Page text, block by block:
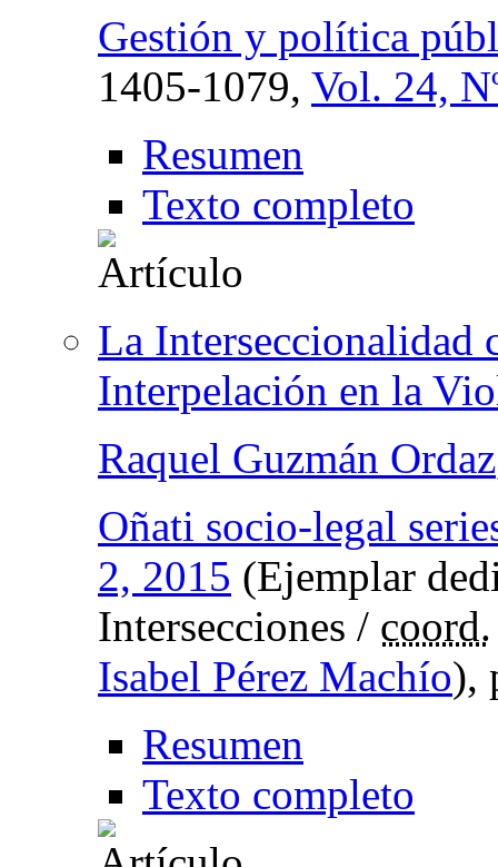
Gestión y política
1405-1079, Vol. 24,
Resumen
Texto completo
La Interseccionalidad
Interpelación en la
Raquel Guzmán Ordaz
Oñati socio-legal
2, 2015 (Ejemplar
Intersecciones / coord.
Isabel Pérez Machío),
Resumen
Texto completo